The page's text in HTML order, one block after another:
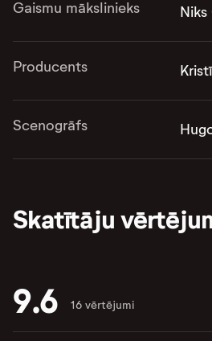
Gaismu mākslinieks Niks
Producents
Scenogrāfs
Skatītāju
9.6 16 vērtējumi